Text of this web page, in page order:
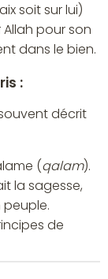
soit sur lui)
pour son
dans le bien.
:
décrit
(qalam).
la sagesse,
peuple.
de